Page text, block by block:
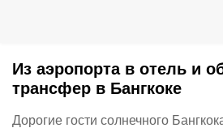
Из аэропорта в отель и
трансфер в Бангкоке
Дорогие гости солнечного